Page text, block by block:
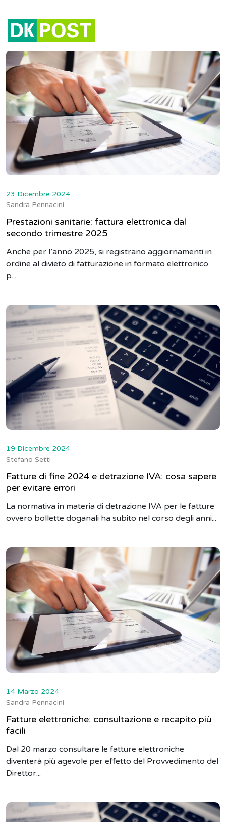
Tag:fattura elettronica
23 Dicembre 2024
Sandra Pennacini
Prestazioni sanitarie: fattura elettronica dal
secondo trimestre 2025
Anche per l’anno 2025, si registrano aggiornamenti in
ordine al divieto di fatturazione in formato elettronico
p...
19 Dicembre 2024
Stefano Setti
Fatture di fine 2024 e detrazione IVA: cosa sapere
per evitare errori
La normativa in materia di detrazione IVA per le fatture
ovvero bollette doganali ha subito nel corso degli anni...
14 Marzo 2024
Sandra Pennacini
Fatture elettroniche: consultazione e recapito più
facili
Dal 20 marzo consultare le fatture elettroniche
diventerà più agevole per effetto del Provvedimento del
Direttor...